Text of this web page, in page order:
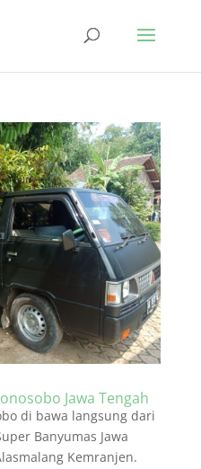
Jawa Tengah
di bawa langsung dari
Banyumas Jawa
Kemranjen.